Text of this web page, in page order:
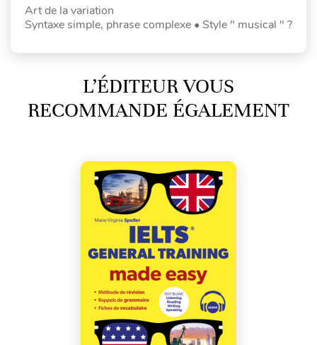
Art de la variation
Syntaxe simple, phrase complexe • Style " musical " ?
L’ÉDITEUR VOUS
RECOMMANDE ÉGALEMENT